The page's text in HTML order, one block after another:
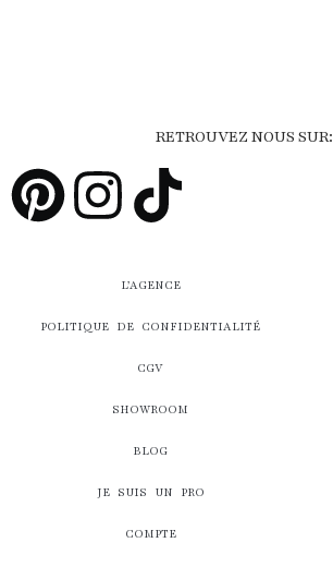
RETROUVEZ NOUS SUR:
L’AGENCE
POLITIQUE DE CONFIDENTIALITÉ
CGV
SHOWROOM
BLOG
JE SUIS UN PRO
COMPTE